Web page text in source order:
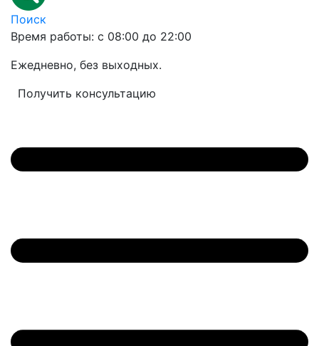
Поиск
Время работы: с 08:00 до 22:00
Ежедневно, без выходных.
Получить консультацию